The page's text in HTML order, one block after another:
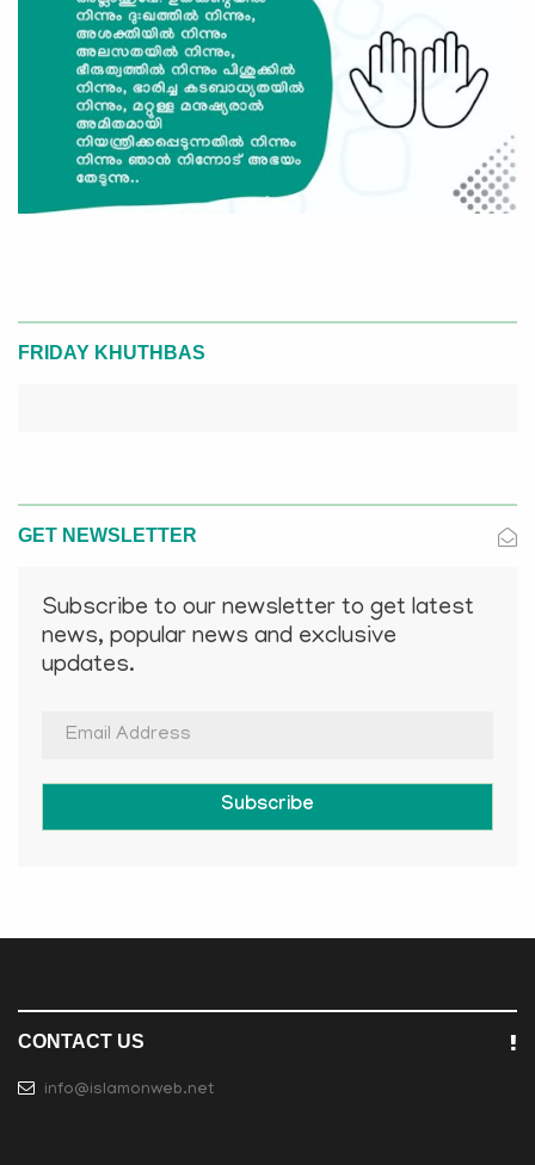
FRIDAY KHUTHBAS
GET NEWSLETTER
Subscribe to our newsletter to get latest
news, popular news and exclusive
updates.
Subscribe
CONTACT US
info@islamonweb.net